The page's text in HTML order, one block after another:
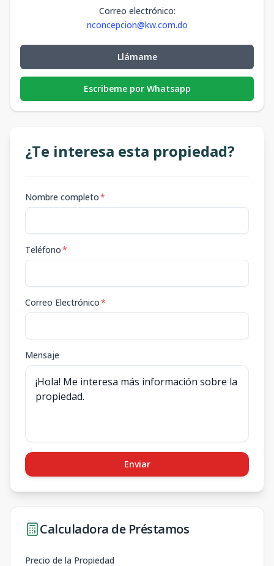
Correo electrónico:
nconcepcion@kw.com.do
Llámame
Escribeme por Whatsapp
¿Te interesa esta propiedad?
Nombre completo*
Teléfono*
Correo Electrónico*
Mensaje
Enviar
Calculadora de Préstamos
Precio de la Propiedad